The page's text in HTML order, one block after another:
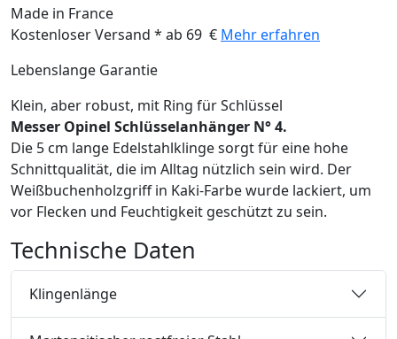
Made in France
Kostenloser Versand * ab 69 € Mehr erfahren
Lebenslange Garantie
Klein, aber robust, mit Ring für Schlüssel
Messer Opinel Schlüsselanhänger N° 4.
Die 5 cm lange Edelstahlklinge sorgt für eine hohe
Schnittqualität, die im Alltag nützlich sein wird. Der
Weißbuchenholzgriff in Kaki-Farbe wurde lackiert, um
vor Flecken und Feuchtigkeit geschützt zu sein.
Technische Daten
Klingenlänge